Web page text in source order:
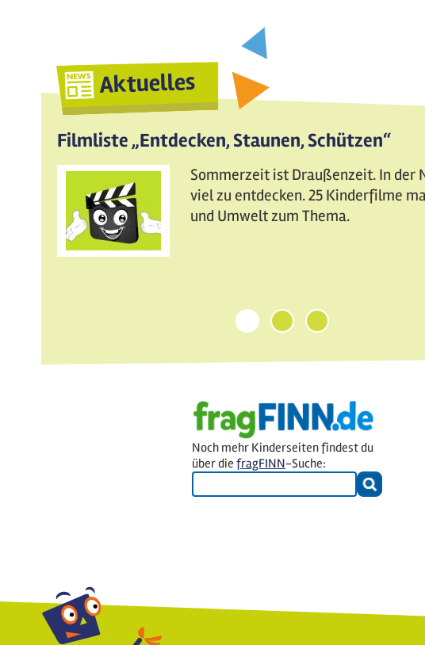
Aktuelles
Filmliste „Entdecken, Staunen, Schützen“
Sommerzeit ist Draußenzeit. In der
viel zu entdecken. 25 Kinderfilme
und Umwelt zum Thema.
1 2 3
Noch mehr Kinderseiten findest du
über die fragFINN-Suche: